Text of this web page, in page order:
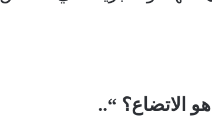
الاتضاع؟ “..